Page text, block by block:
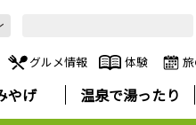
グルメ情報 体験
やげ 温泉で湯ったり